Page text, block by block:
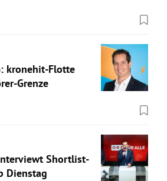
kronehit-Flotte
Grenze
Shortlist-
Dienstag